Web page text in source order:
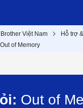
Việt Nam
Hỗ trợ
Out of Memory
Out of